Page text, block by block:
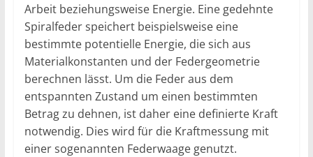
Arbeit beziehungsweise Energie. Eine gedehnte
Spiralfeder speichert beispielsweise eine
bestimmte potentielle Energie, die sich aus
Materialkonstanten und der Federgeometrie
berechnen lässt. Um die Feder aus dem
entspannten Zustand um einen bestimmten
Betrag zu dehnen, ist daher eine definierte Kraft
notwendig. Dies wird für die Kraftmessung mit
einer sogenannten Federwaage genutzt.